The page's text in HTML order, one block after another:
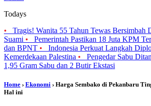
Todays
•
Tragis! Wanita 55 Tahun Tewas Bersimbah
Suami •
Pemerintah Pastikan 18 Juta KPM
dan BPNT •
Indonesia Perkuat Langkah
Kemerdekaan Palestina •
Pengedar Sabu
1,95 Gram Sabu dan 2 Butir Ekstasi
Home › Ekonomi › Harga Sembako di Pekanbaru
Hal ini